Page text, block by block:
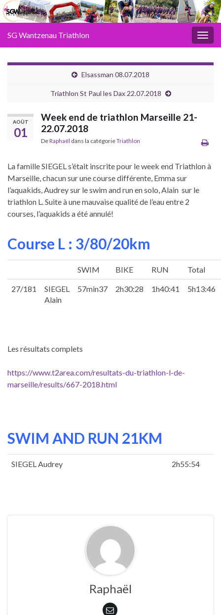
SG Wantzenau Triathlon
Elsassman 08.07.2018
Triathlon St Paul les Dax 22.07.2018
AOÛT
01
Week end de triathlon Marseille 21-
22.07.2018
DeRaphaël dans la catégorieTriathlon
La famille SIEGEL s’était inscrite pour le week end Triathlon à
Marseille, chacun sur une course différente, Emma sur
l’aquakids, Audrey sur le swim and run en solo, Alain sur le
triathlon L. Suite à une mauvaise qualité de l’eau entre 2
courses, l’aquakids a été annulé!
Course L : 3/80/20km
SWIM BIKE RUN Total
27/181
SIEGEL
Alain
57min37 2h30:28 1h40:41 5h13:46
Les résultats complets
https://www.t2area.com/resultats-du-triathlon-l-de-
marseille/results/667-2018.html
SWIM AND RUN 21KM
SIEGEL Audrey 2h55:54
Raphaël